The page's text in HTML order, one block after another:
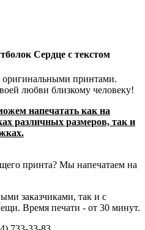
Сердце с текстом
принтами.
любви близкому человеку!
напечатать как на
различных размеров, так и
принта? Мы напечатаем на
заказчиками, так и с
Время печати - от 30 минут.